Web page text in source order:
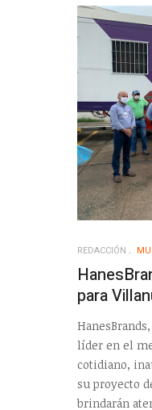
REDACCIÓN
para
líder en el
cotidiano,
su proyecto
brindarán